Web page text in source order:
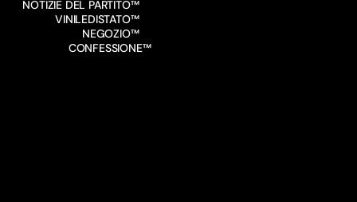
NOTIZIE DEL PARTITO™
VINILEDISTATO™
NEGOZIO™
CONFESSIONE™